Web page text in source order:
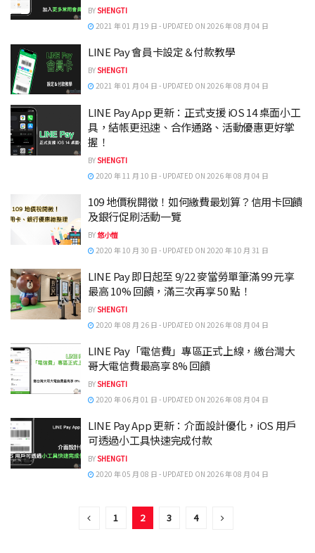
BYSHENGTI
2021 年 01 月 19 日 - UPDATED ON 2026 年 08 月 04 日
LINE Pay 會員卡設定＆付款教學
BYSHENGTI
2021 年 01 月 04 日 - UPDATED ON 2026 年 08 月 04 日
LINE Pay App 更新：正式支援 iOS 14 桌面小工
具，結帳更迅速、合作通路、活動優惠更好掌
握！
BYSHENGTI
2020 年 11 月 10 日 - UPDATED ON 2026 年 08 月 04 日
109 地價稅開徵！如何繳費最划算？信用卡回饋
及銀行促刷活動一覽
BY悠小愷
2020 年 10 月 30 日 - UPDATED ON 2020 年 10 月 31 日
LINE Pay 即日起至 9/22 麥當勞單筆滿 99 元享
最高 10% 回饋，滿三次再享 50 點！
BYSHENGTI
2020 年 08 月 26 日 - UPDATED ON 2026 年 08 月 04 日
LINE Pay「電信費」專區正式上線，繳台灣大
哥大電信費最高享 8% 回饋
BYSHENGTI
2020 年 06 月 01 日 - UPDATED ON 2026 年 08 月 04 日
LINE Pay App 更新：介面設計優化，iOS 用戶
可透過小工具快速完成付款
BYSHENGTI
2020 年 05 月 08 日 - UPDATED ON 2026 年 08 月 04 日
1 2 3 4